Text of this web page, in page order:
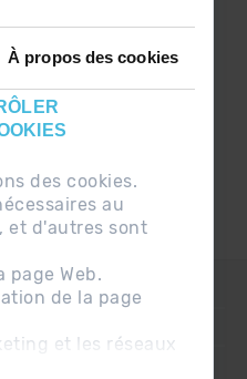
À propos des cookies
des cookies.
au
et d'autres sont
page Web.
de la page
et les réseaux
Sociaux et soyez